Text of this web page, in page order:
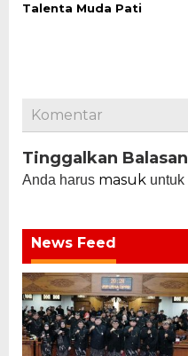
Talenta Muda Pati
Komentar
Tinggalkan Balasan
Anda harus masuk untuk
News Feed